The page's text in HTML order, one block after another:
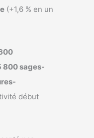
(+1,6 % en un
800 sages-
début